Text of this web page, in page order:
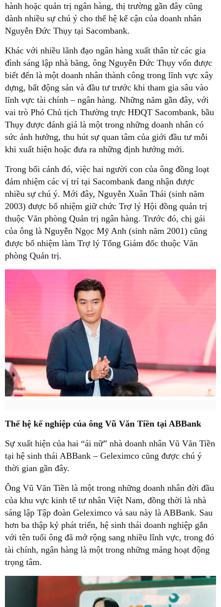
hành hoặc quản trị ngân hàng, thị trường gần đây cũng
dành nhiều sự chú ý cho thế hệ kế cận của doanh nhân
Nguyễn Đức Thụy tại Sacombank.
Khác với nhiều lãnh đạo ngân hàng xuất thân từ các gia
đình sáng lập nhà băng, ông Nguyễn Đức Thụy vốn được
biết đến là một doanh nhân thành công trong lĩnh vực xây
dựng, bất động sản và đầu tư trước khi tham gia sâu vào
lĩnh vực tài chính – ngân hàng. Những năm gần đây, với
vai trò Phó Chủ tịch Thường trực HĐQT Sacombank, bầu
Thụy được đánh giá là một trong những doanh nhân có
sức ảnh hưởng, thu hút sự quan tâm của giới đầu tư mỗi
khi xuất hiện hoặc đưa ra những định hướng mới.
Trong bối cảnh đó, việc hai người con của ông đồng loạt
đảm nhiệm các vị trí tại Sacombank đang nhận được
nhiều sự chú ý. Mới đây, Nguyễn Xuân Thái (sinh năm
2003) được bổ nhiệm giữ chức Trợ lý Hội đồng quản trị
thuộc Văn phòng Quản trị ngân hàng. Trước đó, chị gái
của ông là Nguyễn Ngọc Mỹ Anh (sinh năm 2001) cũng
được bổ nhiệm làm Trợ lý Tổng Giám đốc thuộc Văn
phòng Quản trị.
Thế hệ kế nghiệp của ông Vũ Văn Tiền tại ABBank
Sự xuất hiện của hai “ái nữ” nhà doanh nhân Vũ Văn Tiền
tại hệ sinh thái ABBank – Geleximco cũng được chú ý
thời gian gần đây.
Ông Vũ Văn Tiền là một trong những doanh nhân đời đầu
của khu vực kinh tế tư nhân Việt Nam, đồng thời là nhà
sáng lập Tập đoàn Geleximco và sau này là ABBank. Sau
hơn ba thập kỷ phát triển, hệ sinh thái doanh nghiệp gắn
với tên tuổi ông đã mở rộng sang nhiều lĩnh vực, trong đó
tài chính, ngân hàng là một trong những mảng hoạt động
trọng tâm.